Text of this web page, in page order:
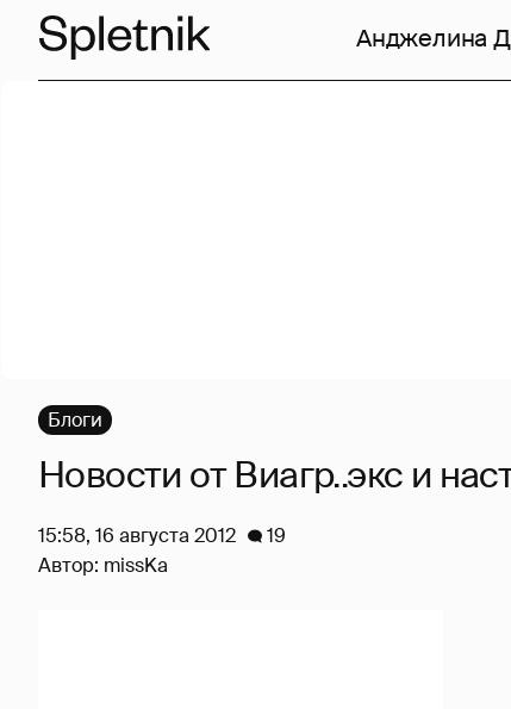
Анджелина
Блоги
Новости от Виагр..экс и
15:58, 16 августа 2012
19
Автор: missKa